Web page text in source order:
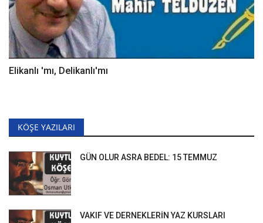
Elikanlı 'mı, Delikanlı'mı
KÖŞE YAZILARI
GÜN OLUR ASRA BEDEL: 15 TEMMUZ
VAKIF VE DERNEKLERİN YAZ KURSLARI